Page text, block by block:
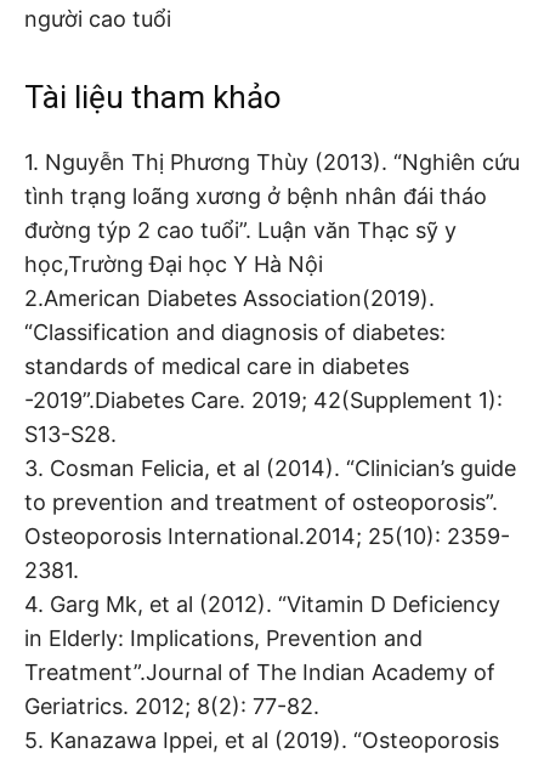
người cao tuổi
Tài liệu tham khảo
1. Nguyễn Thị Phương Thùy (2013). “Nghiên cứu
tình trạng loãng xương ở bệnh nhân đái tháo
đường týp 2 cao tuổi”. Luận văn Thạc sỹ y
học,Trường Đại học Y Hà Nội
2.American Diabetes Association(2019).
“Classification and diagnosis of diabetes:
standards of medical care in diabetes
-2019”.Diabetes Care. 2019; 42(Supplement 1):
S13-S28.
3. Cosman Felicia, et al (2014). “Clinician’s guide
to prevention and treatment of osteoporosis”.
Osteoporosis International.2014; 25(10): 2359-
2381.
4. Garg Mk, et al (2012). “Vitamin D Deficiency
in Elderly: Implications, Prevention and
Treatment”.Journal of The Indian Academy of
Geriatrics. 2012; 8(2): 77-82.
5. Kanazawa Ippei, et al (2019). “Osteoporosis